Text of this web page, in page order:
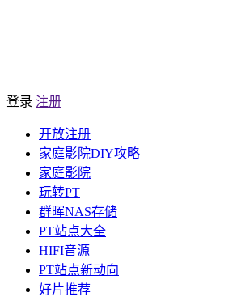
登录 注册
开放注册
家庭影院DIY攻略
家庭影院
玩转PT
群晖NAS存储
PT站点大全
HIFI音源
PT站点新动向
好片推荐